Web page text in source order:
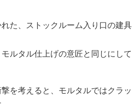
た、ストックルーム入り口の建具
ルタル仕上げの意匠と同じにして
を考えると、モルタルではクラッ